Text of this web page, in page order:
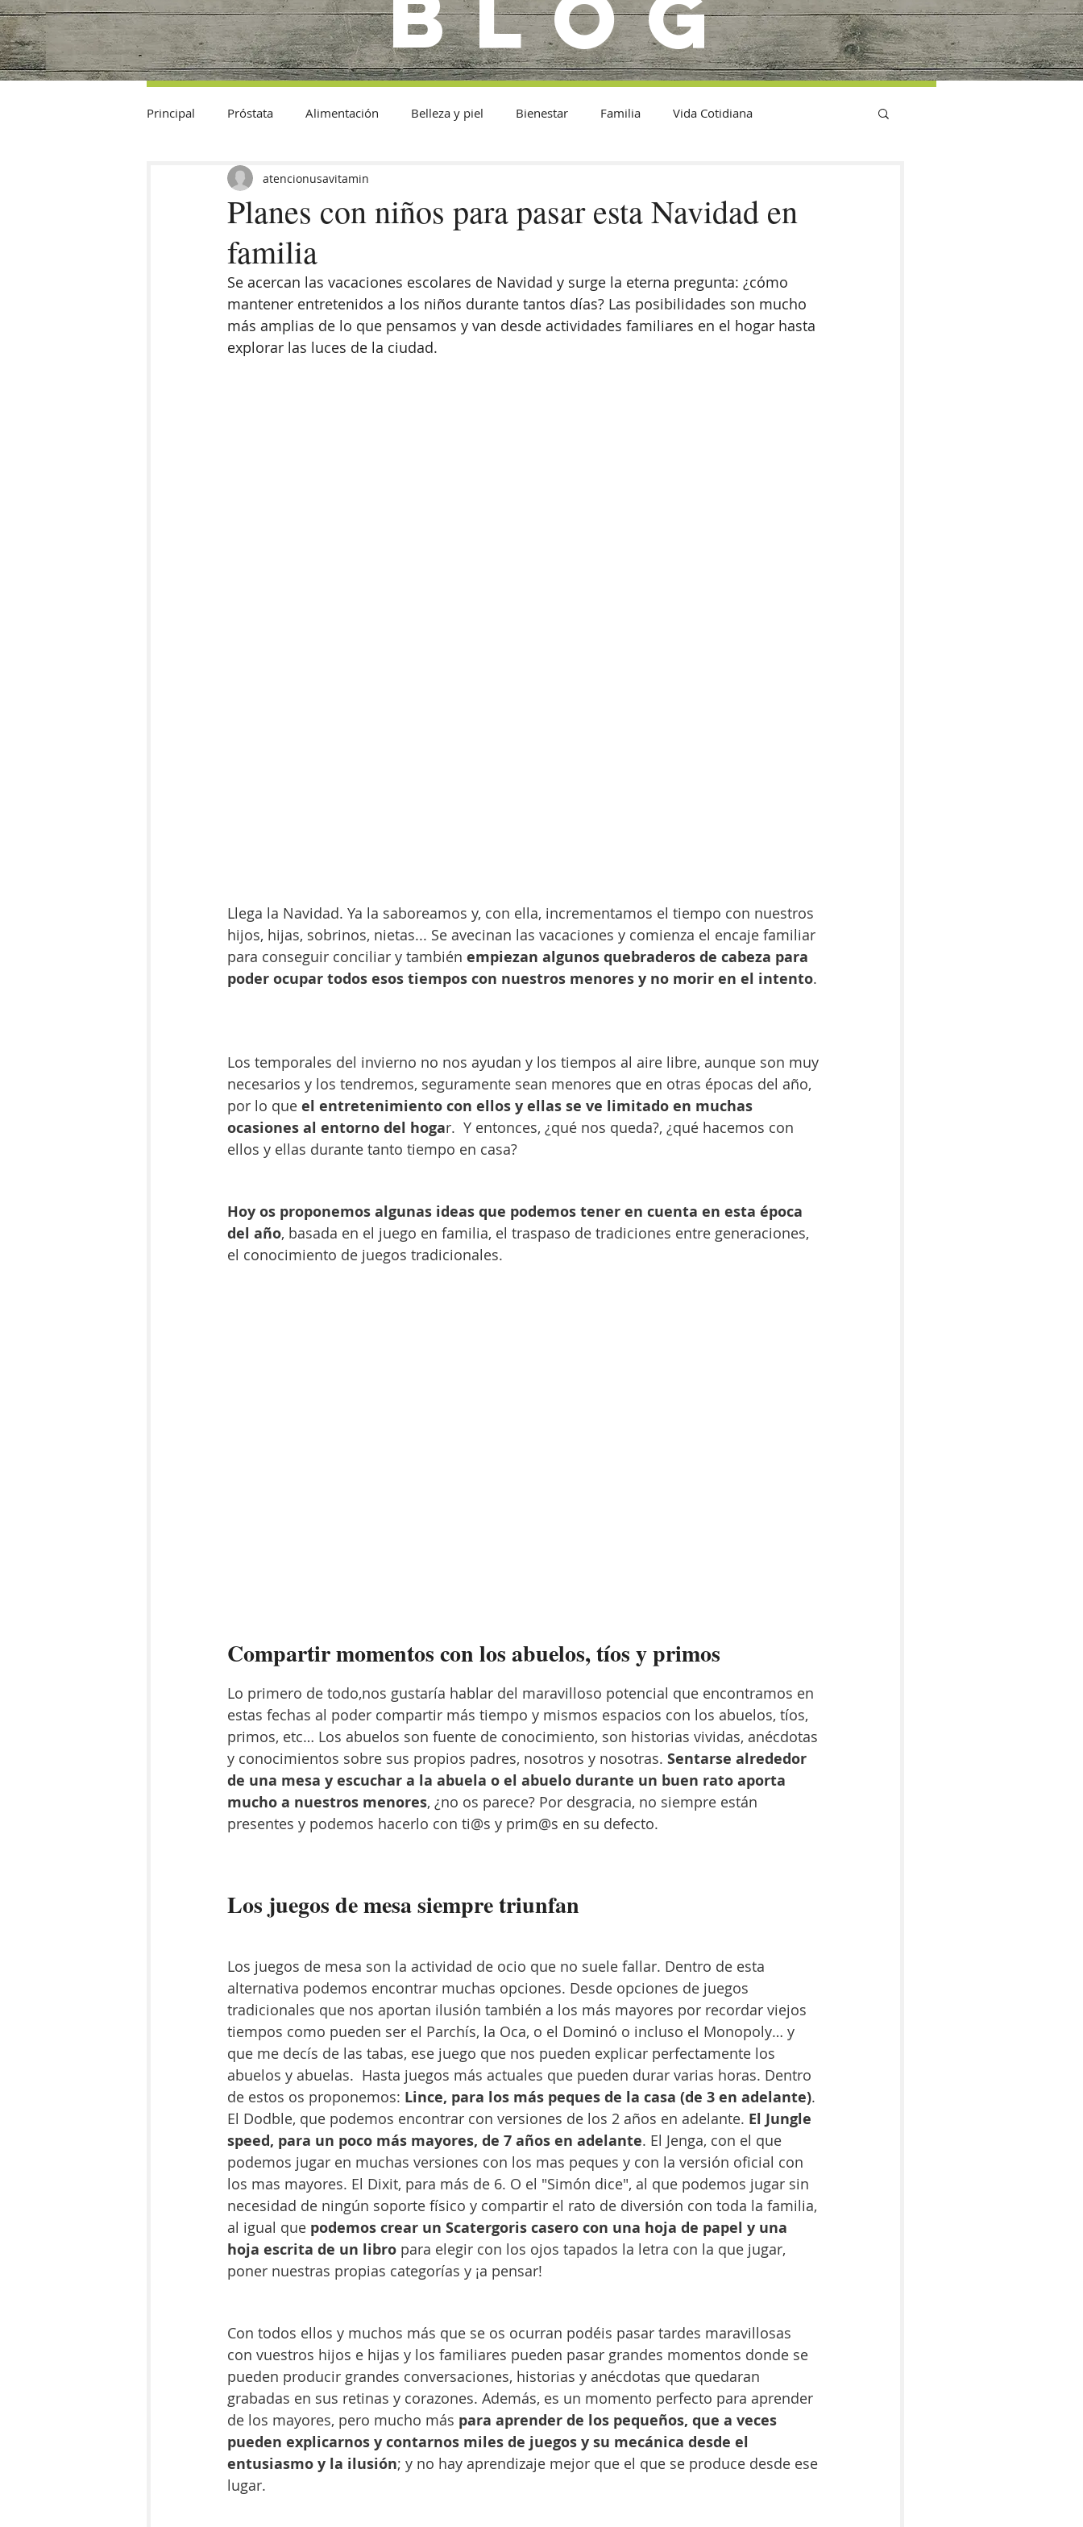
Principal Próstata Alimentación Belleza y piel Bienestar Familia Vida Cotidiana
Datos Curiosos
Planes con niños para pasar esta Navidad en
familia
atencionusavitamin
Se acercan las vacaciones escolares de Navidad y surge la eterna pregunta: ¿cómo
mantener entretenidos a los niños durante tantos días? Las posibilidades son mucho
más amplias de lo que pensamos y van desde actividades familiares en el hogar hasta
explorar las luces de la ciudad.
Llega la Navidad. Ya la saboreamos y, con ella, incrementamos el tiempo con nuestros
hijos, hijas, sobrinos, nietas... Se avecinan las vacaciones y comienza el encaje familiar
para conseguir conciliar y también empiezan algunos quebraderos de cabeza para
poder ocupar todos esos tiempos con nuestros menores y no morir en el intento.
Los temporales del invierno no nos ayudan y los tiempos al aire libre, aunque son muy
necesarios y los tendremos, seguramente sean menores que en otras épocas del año,
por lo que el entretenimiento con ellos y ellas se ve limitado en muchas
ocasiones al entorno del hogar.  Y entonces, ¿qué nos queda?, ¿qué hacemos con
ellos y ellas durante tanto tiempo en casa?
Hoy os proponemos algunas ideas que podemos tener en cuenta en esta época
del año, basada en el juego en familia, el traspaso de tradiciones entre generaciones,
el conocimiento de juegos tradicionales.
Compartir momentos con los abuelos, tíos y primos
Lo primero de todo,nos gustaría hablar del maravilloso potencial que encontramos en
estas fechas al poder compartir más tiempo y mismos espacios con los abuelos, tíos,
primos, etc… Los abuelos son fuente de conocimiento, son historias vividas, anécdotas
y conocimientos sobre sus propios padres, nosotros y nosotras. Sentarse alrededor
de una mesa y escuchar a la abuela o el abuelo durante un buen rato aporta
mucho a nuestros menores, ¿no os parece? Por desgracia, no siempre están
presentes y podemos hacerlo con ti@s y prim@s en su defecto.
Los juegos de mesa siempre triunfan
Los juegos de mesa son la actividad de ocio que no suele fallar. Dentro de esta
alternativa podemos encontrar muchas opciones. Desde opciones de juegos
tradicionales que nos aportan ilusión también a los más mayores por recordar viejos
tiempos como pueden ser el Parchís, la Oca, o el Dominó o incluso el Monopoly… y
que me decís de las tabas, ese juego que nos pueden explicar perfectamente los
abuelos y abuelas.  Hasta juegos más actuales que pueden durar varias horas. Dentro
de estos os proponemos: Lince, para los más peques de la casa (de 3 en adelante).
El Dodble, que podemos encontrar con versiones de los 2 años en adelante. El Jungle
speed, para un poco más mayores, de 7 años en adelante. El Jenga, con el que
podemos jugar en muchas versiones con los mas peques y con la versión oficial con
los mas mayores. El Dixit, para más de 6. O el "Simón dice", al que podemos jugar sin
necesidad de ningún soporte físico y compartir el rato de diversión con toda la familia,
al igual que podemos crear un Scatergoris casero con una hoja de papel y una
hoja escrita de un libro para elegir con los ojos tapados la letra con la que jugar,
poner nuestras propias categorías y ¡a pensar!
Con todos ellos y muchos más que se os ocurran podéis pasar tardes maravillosas
con vuestros hijos e hijas y los familiares pueden pasar grandes momentos donde se
pueden producir grandes conversaciones, historias y anécdotas que quedaran
grabadas en sus retinas y corazones. Además, es un momento perfecto para aprender
de los mayores, pero mucho más para aprender de los pequeños, que a veces
pueden explicarnos y contarnos miles de juegos y su mecánica desde el
entusiasmo y la ilusión; y no hay aprendizaje mejor que el que se produce desde ese
lugar.